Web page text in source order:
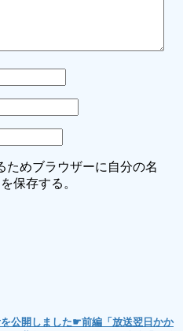
ためブラウザーに自分の名
保存する。
公開しました☛前編「放送翌日かか